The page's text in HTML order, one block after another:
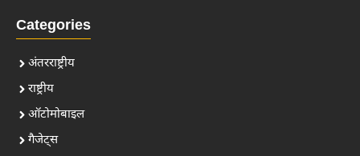
Categories
अंतरराष्ट्रीय
राष्ट्रीय
ऑटोमोबाइल
गैजेट्स